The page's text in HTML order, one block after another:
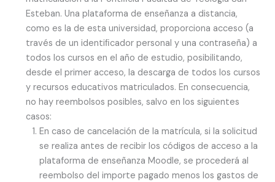
Esteban. Una plataforma de enseñanza a distancia,
como es la de esta universidad, proporciona acceso (a
través de un identiﬁcador personal y una contraseña) a
todos los cursos en el año de estudio, posibilitando,
desde el primer acceso, la descarga de todos los cursos
y recursos educativos matriculados. En consecuencia,
no hay reembolsos posibles, salvo en los siguientes
casos:
En caso de cancelación de la matrícula, si la solicitud
se realiza antes de recibir los códigos de acceso a la
plataforma de enseñanza Moodle, se procederá al
reembolso del importe pagado menos los gastos de